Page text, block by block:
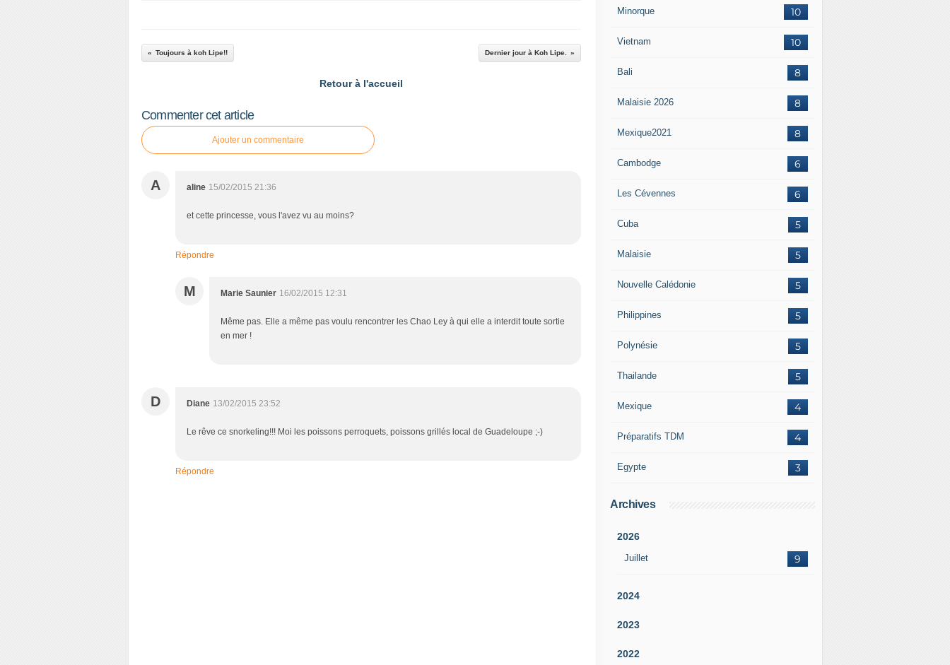
Toujours à koh Lipe!! Dernier jour à Koh Lipe.
Retour à l'accueil
Commenter cet article
Ajouter un commentaire
A aline 15/02/2015 21:36
et cette princesse, vous l'avez vu au moins?
Répondre
M Marie Saunier 16/02/2015 12:31
Même pas. Elle a même pas voulu rencontrer les Chao Ley à qui elle a interdit toute sortie
en mer !
D Diane 13/02/2015 23:52
Le rêve ce snorkeling!!! Moi les poissons perroquets, poissons grillés local de Guadeloupe ;-)
Répondre
10
Minorque
10
Vietnam
8
Bali
8
Malaisie 2026
8
Mexique2021
6
Cambodge
6
Les Cévennes
5
Cuba
5
Malaisie
5
Nouvelle Calédonie
5
Philippines
5
Polynésie
5
Thailande
4
Mexique
4
Préparatifs TDM
3
Egypte
Archives
2026
Juillet 9
2024
2023
2022